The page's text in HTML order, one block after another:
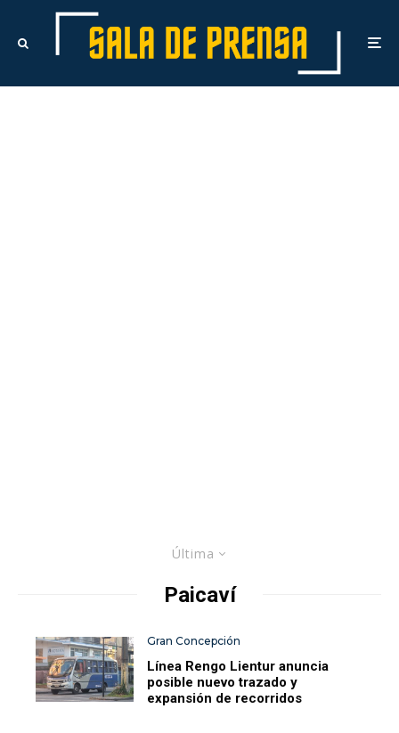
Última
Paicaví
Gran Concepción
Línea Rengo Lientur anuncia
posible nuevo trazado y
expansión de recorridos